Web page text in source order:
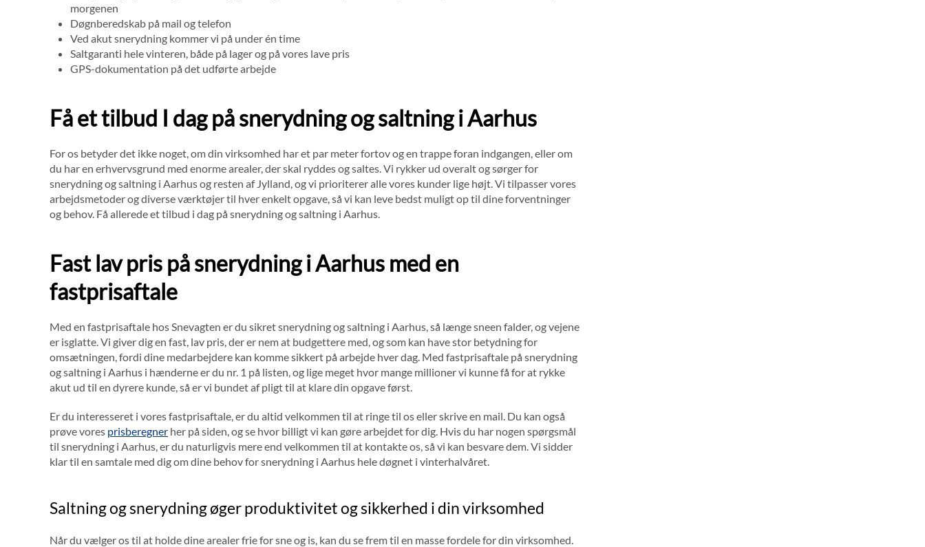
morgenen
Døgnberedskab på mail og telefon
Ved akut snerydning kommer vi på under én time
Saltgaranti hele vinteren, både på lager og på vores lave pris
GPS-dokumentation på det udførte arbejde
Få et tilbud I dag på snerydning og saltning i Aarhus
For os betyder det ikke noget, om din virksomhed har et par meter fortov og en trappe foran indgangen, eller om
du har en erhvervsgrund med enorme arealer, der skal ryddes og saltes. Vi rykker ud overalt og sørger for
snerydning og saltning i Aarhus og resten af Jylland, og vi prioriterer alle vores kunder lige højt. Vi tilpasser vores
arbejdsmetoder og diverse værktøjer til hver enkelt opgave, så vi kan leve bedst muligt op til dine forventninger
og behov. Få allerede et tilbud i dag på snerydning og saltning i Aarhus.
Fast lav pris på snerydning i Aarhus med en
fastprisaftale
Med en fastprisaftale hos Snevagten er du sikret snerydning og saltning i Aarhus, så længe sneen falder, og vejene
er isglatte. Vi giver dig en fast, lav pris, der er nem at budgettere med, og som kan have stor betydning for
omsætningen, fordi dine medarbejdere kan komme sikkert på arbejde hver dag. Med fastprisaftale på snerydning
og saltning i Aarhus i hænderne er du nr. 1 på listen, og lige meget hvor mange millioner vi kunne få for at rykke
akut ud til en dyrere kunde, så er vi bundet af pligt til at klare din opgave først.
Er du interesseret i vores fastprisaftale, er du altid velkommen til at ringe til os eller skrive en mail. Du kan også
prøve vores prisberegner her på siden, og se hvor billigt vi kan gøre arbejdet for dig. Hvis du har nogen spørgsmål
til snerydning i Aarhus, er du naturligvis mere end velkommen til at kontakte os, så vi kan besvare dem. Vi sidder
klar til en samtale med dig om dine behov for snerydning i Aarhus hele døgnet i vinterhalvåret.
Saltning og snerydning øger produktivitet og sikkerhed i din virksomhed
Når du vælger os til at holde dine arealer frie for sne og is, kan du se frem til en masse fordele for din virksomhed.